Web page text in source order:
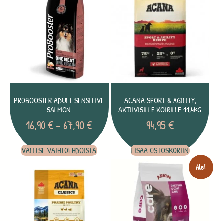
PROBOOSTER ADULT SENSITIVE
SALMON
16,90€– 67,90€
VALITSE VAIHTOEHDOISTA
ACANA SPORT & AGILITY,
AKTIIVISILLE KOIRILLE 11,4KG
94,95€
LISÄÄ OSTOSKORIIN
Ale!